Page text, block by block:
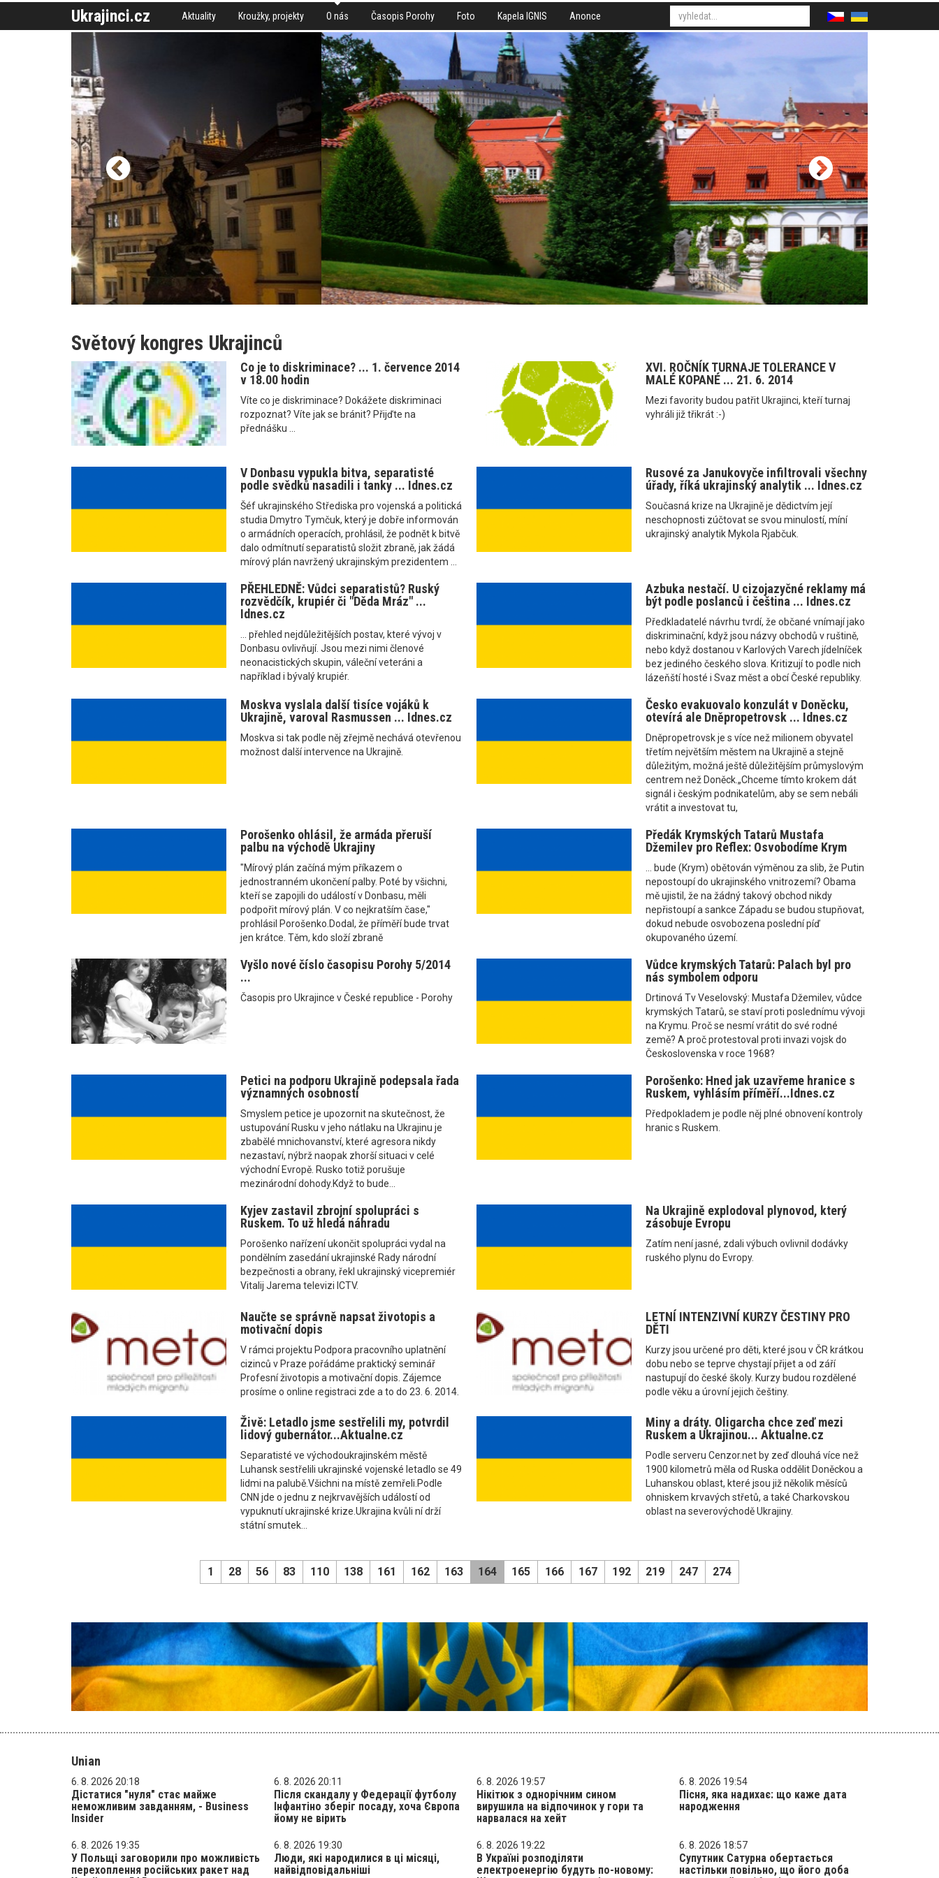
Ukrajinci.cz Aktuality Kroužky, projekty O nás Časopis Porohy Foto Kapela IGNIS Anonce
Světový kongres Ukrajinců
Co je to diskriminace? ... 1. července 2014
v 18.00 hodin
Víte co je diskriminace? Dokážete diskriminaci
rozpoznat? Víte jak se bránit? Přijďte na
přednášku ...
XVI. ROČNÍK TURNAJE TOLERANCE V
MALÉ KOPANÉ ... 21. 6. 2014
Mezi favority budou patřit Ukrajinci, kteří turnaj
vyhráli již třikrát :-)
V Donbasu vypukla bitva, separatisté
podle svědků nasadili i tanky ... Idnes.cz
Šéf ukrajinského Střediska pro vojenská a politická
studia Dmytro Tymčuk, který je dobře informován
o armádních operacích, prohlásil, že podnět k bitvě
dalo odmítnutí separatistů složit zbraně, jak žádá
mírový plán navržený ukrajinským prezidentem ...
Rusové za Janukovyče infiltrovali všechny
úřady, říká ukrajinský analytik ... Idnes.cz
Současná krize na Ukrajině je dědictvím její
neschopnosti zúčtovat se svou minulostí, míní
ukrajinský analytik Mykola Rjabčuk.
PŘEHLEDNĚ: Vůdci separatistů? Ruský
rozvědčík, krupiér či "Děda Mráz" ...
Idnes.cz
... přehled nejdůležitějších postav, které vývoj v
Donbasu ovlivňují. Jsou mezi nimi členové
neonacistických skupin, váleční veteráni a
například i bývalý krupiér.
Azbuka nestačí. U cizojazyčné reklamy má
být podle poslanců i čeština ... Idnes.cz
Předkladatelé návrhu tvrdí, že občané vnímají jako
diskriminační, když jsou názvy obchodů v ruštině,
nebo když dostanou v Karlových Varech jídelníček
bez jediného českého slova. Kritizují to podle nich
lázeňští hosté i Svaz měst a obcí České republiky.
Moskva vyslala další tisíce vojáků k
Ukrajině, varoval Rasmussen ... Idnes.cz
Moskva si tak podle něj zřejmě nechává otevřenou
možnost další intervence na Ukrajině.
Česko evakuovalo konzulát v Doněcku,
otevírá ale Dněpropetrovsk ... Idnes.cz
Dněpropetrovsk je s více než milionem obyvatel
třetím největším městem na Ukrajině a stejně
důležitým, možná ještě důležitějším průmyslovým
centrem než Doněck.„Chceme tímto krokem dát
signál i českým podnikatelům, aby se sem nebáli
vrátit a investovat tu,
Porošenko ohlásil, že armáda přeruší
palbu na východě Ukrajiny
"Mírový plán začíná mým příkazem o
jednostranném ukončení palby. Poté by všichni,
kteří se zapojili do událostí v Donbasu, měli
podpořit mírový plán. V co nejkratším čase,"
prohlásil Porošenko.Dodal, že příměří bude trvat
jen krátce. Těm, kdo složí zbraně
Předák Krymských Tatarů Mustafa
Džemilev pro Reflex: Osvobodíme Krym
... bude (Krym) obětován výměnou za slib, že Putin
nepostoupí do ukrajinského vnitrozemí? Obama
mě ujistil, že na žádný takový obchod nikdy
nepřistoupí a sankce Západu se budou stupňovat,
dokud nebude osvobozena poslední píď
okupovaného území.
Vyšlo nové číslo časopisu Porohy 5/2014
...
Časopis pro Ukrajince v České republice - Porohy
Vůdce krymských Tatarů: Palach byl pro
nás symbolem odporu
Drtinová Tv Veselovský: Mustafa Džemilev, vůdce
krymských Tatarů, se staví proti poslednímu vývoji
na Krymu. Proč se nesmí vrátit do své rodné
země? A proč protestoval proti invazi vojsk do
Československa v roce 1968?
Petici na podporu Ukrajině podepsala řada
významných osobností
Smyslem petice je upozornit na skutečnost, že
ustupování Rusku v jeho nátlaku na Ukrajinu je
zbabělé mnichovanství, které agresora nikdy
nezastaví, nýbrž naopak zhorší situaci v celé
východní Evropě. Rusko totiž porušuje
mezinárodní dohody.Když to bude...
Porošenko: Hned jak uzavřeme hranice s
Ruskem, vyhlásím příměří...Idnes.cz
Předpokladem je podle něj plné obnovení kontroly
hranic s Ruskem.
Kyjev zastavil zbrojní spolupráci s
Ruskem. To už hledá náhradu
Porošenko nařízení ukončit spolupráci vydal na
pondělním zasedání ukrajinské Rady národní
bezpečnosti a obrany, řekl ukrajinský vicepremiér
Vitalij Jarema televizi ICTV.
Na Ukrajině explodoval plynovod, který
zásobuje Evropu
Zatím není jasné, zdali výbuch ovlivnil dodávky
ruského plynu do Evropy.
Naučte se správně napsat životopis a
motivační dopis
V rámci projektu Podpora pracovního uplatnění
cizinců v Praze pořádáme praktický seminář
Profesní životopis a motivační dopis. Zájemce
prosíme o online registraci zde a to do 23. 6. 2014.
LETNÍ INTENZIVNÍ KURZY ČESTINY PRO
DĚTI
Kurzy jsou určené pro děti, které jsou v ČR krátkou
dobu nebo se teprve chystají přijet a od září
nastupují do české školy. Kurzy budou rozdělené
podle věku a úrovní jejich češtiny.
Živě: Letadlo jsme sestřelili my, potvrdil
lidový gubernátor...Aktualne.cz
Separatisté ve východoukrajinském městě
Luhansk sestřelili ukrajinské vojenské letadlo se 49
lidmi na palubě.Všichni na místě zemřeli.Podle
CNN jde o jednu z nejkrvavějších událostí od
vypuknutí ukrajinské krize.Ukrajina kvůli ní drží
státní smutek...
Miny a dráty. Oligarcha chce zeď mezi
Ruskem a Ukrajinou... Aktualne.cz
Podle serveru Cenzor.net by zeď dlouhá více než
1900 kilometrů měla od Ruska oddělit Doněckou a
Luhanskou oblast, které jsou již několik měsíců
ohniskem krvavých střetů, a také Charkovskou
oblast na severovýchodě Ukrajiny.
1 28 56 83 110 138 161 162 163 164 165 166 167 192 219 247 274
Unian
6. 8. 2026 20:18
Дістатися "нуля" стає майже
неможливим завданням, - Business
Insider
6. 8. 2026 20:11
Після скандалу у Федерації футболу
Інфантіно зберіг посаду, хоча Європа
йому не вірить
6. 8. 2026 19:57
Нікітюк з однорічним сином
вирушила на відпочинок у гори та
нарвалася на хейт
6. 8. 2026 19:54
Пісня, яка надихає: що каже дата
народження
6. 8. 2026 19:35
У Польщі заговорили про можливість
перехоплення російських ракет над
6. 8. 2026 19:30
Люди, які народилися в ці місяці,
найвідповідальніші
6. 8. 2026 19:22
В Україні розподіляти
електроенергію будуть по-новому:
6. 8. 2026 18:57
Супутник Сатурна обертається
настільки повільно, що його доба